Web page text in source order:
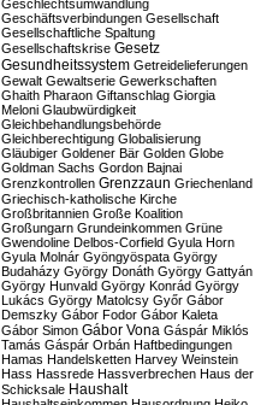
Geschlechtsumwandlung
Geschäftsverbindungen Gesellschaft
Gesellschaftliche Spaltung
Gesellschaftskrise Gesetz
Gesundheitssystem Getreidelieferungen
Gewalt Gewaltserie Gewerkschaften
Ghaith Pharaon Giftanschlag Giorgia
Meloni Glaubwürdigkeit
Gleichbehandlungsbehörde
Gleichberechtigung Globalisierung
Gläubiger Goldener Bär Golden Globe
Goldman Sachs Gordon Bajnai
Grenzkontrollen Grenzzaun Griechenland
Griechisch-katholische Kirche
Großbritannien Große Koalition
Großungarn Grundeinkommen Grüne
Gwendoline Delbos-Corfield Gyula Horn
Gyula Molnár Gyöngyöspata György
Budaházy György Donáth György Gattyán
György Hunvald György Konrád György
Lukács György Matolcsy Győr Gábor
Demszky Gábor Fodor Gábor Kaleta
Gábor Simon Gábor Vona Gáspár Miklós
Tamás Gáspár Orbán Haftbedingungen
Hamas Handelsketten Harvey Weinstein
Hass Hassrede Hassverbrechen Haus der
Schicksale Haushalt